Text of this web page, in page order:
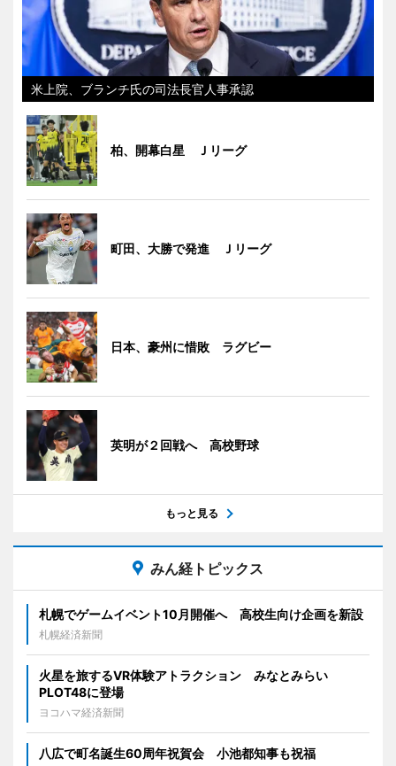
米上院、ブランチ氏の司法長官人事承認
柏、開幕白星 Ｊリーグ
町田、大勝で発進 Ｊリーグ
日本、豪州に惜敗 ラグビー
英明が２回戦へ 高校野球
もっと見る
みん経トピックス
札幌でゲームイベント10月開催へ 高校生向け企画を新設
札幌経済新聞
火星を旅するVR体験アトラクション みなとみらい
PLOT48に登場
ヨコハマ経済新聞
八広で町名誕生60周年祝賀会 小池都知事も祝福